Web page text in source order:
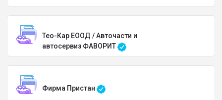
Тео-Кар ЕООД / Авточасти и
автосервиз ФАВОРИТ
Фирма Пристан